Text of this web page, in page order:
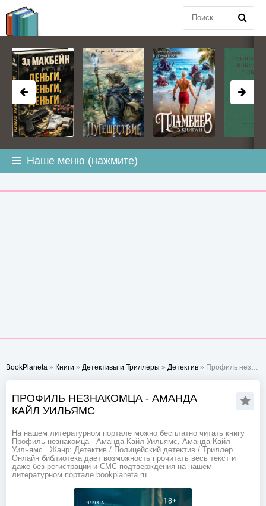
Наше меню (нажмите)
BookPlaneta » Книги » Детективы и Триллеры » Детектив » Профиль незнакомца - Аманда Кайл Уильямс
ПРОФИЛЬ НЕЗНАКОМЦА - АМАНДА
КАЙЛ УИЛЬЯМС
На нашем литературном портале можно бесплатно читать книгу
Профиль незнакомца - Аманда Кайл Уильямс, Аманда Кайл
Уильямс . Жанр: Детектив / Полицейский детектив / Триллер.
Онлайн библиотека дает возможность прочитать весь текст и
даже без регистрации и СМС подтверждения на нашем
литературном портале bookplaneta.ru.
BOOKPLANETA.COM